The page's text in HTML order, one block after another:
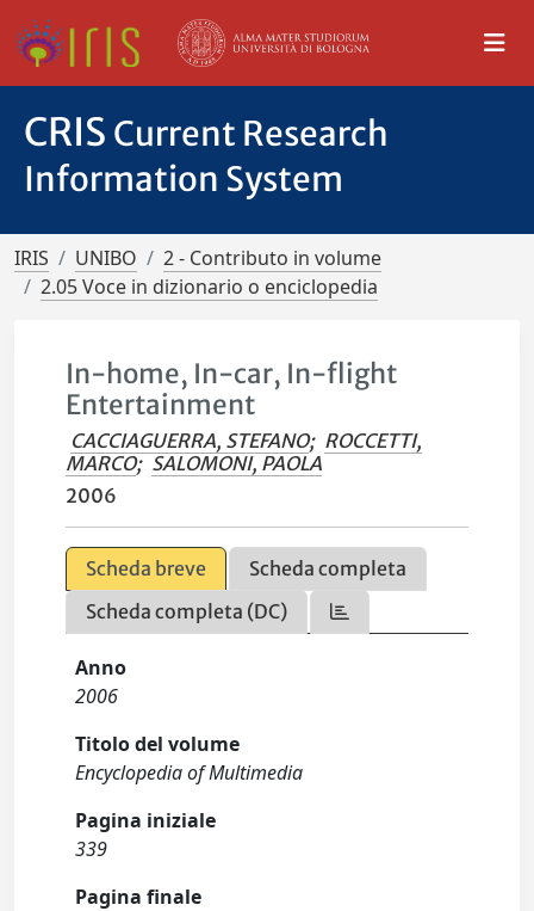
CRIS Current Research
Information System
IRIS UNIBO
2 - Contributo in volume
2.05 Voce in dizionario o enciclopedia
In-home, In-car, In-flight
Entertainment
CACCIAGUERRA, STEFANO; ROCCETTI,
MARCO; SALOMONI, PAOLA
2006
Scheda breve
Scheda completa
Scheda completa (DC)
Anno
2006
Titolo del volume
Encyclopedia of Multimedia
Pagina iniziale
339
Pagina finale